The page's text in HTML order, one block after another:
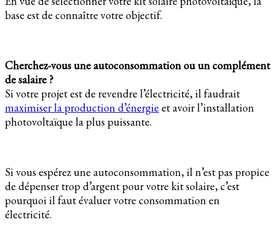
base est de connaître votre objectif.
Cherchez-vous une autoconsommation ou un complément
de salaire ?
Si votre projet est de revendre l’électricité, il faudrait
maximiser la production d’énergie et avoir l’installation
photovoltaïque la plus puissante.
Si vous espérez une autoconsommation, il n’est pas propice
de dépenser trop d’argent pour votre kit solaire, c’est
pourquoi il faut évaluer votre consommation en
électricité.